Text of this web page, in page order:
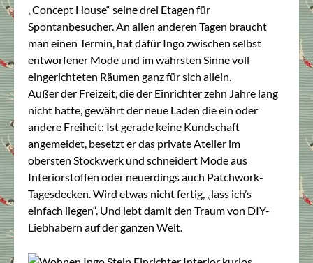
„Concept House“ seine drei Etagen für
Spontanbesucher. An allen anderen Tagen braucht
man einen Termin, hat dafür Ingo zwischen selbst
entworfener Mode und im wahrsten Sinne voll
eingerichteten Räumen ganz für sich allein.
Außer der Freizeit, die der Einrichter zehn Jahre lang
nicht hatte, gewährt der neue Laden die ein oder
andere Freiheit: Ist gerade keine Kundschaft
angemeldet, besetzt er das private Atelier im
obersten Stockwerk und schneidert Mode aus
Interiorstoffen oder neuerdings auch Patchwork-
Tagesdecken. Wird etwas nicht fertig, „lass ich’s
einfach liegen“. Und lebt damit den Traum von DIY-
Liebhabern auf der ganzen Welt.